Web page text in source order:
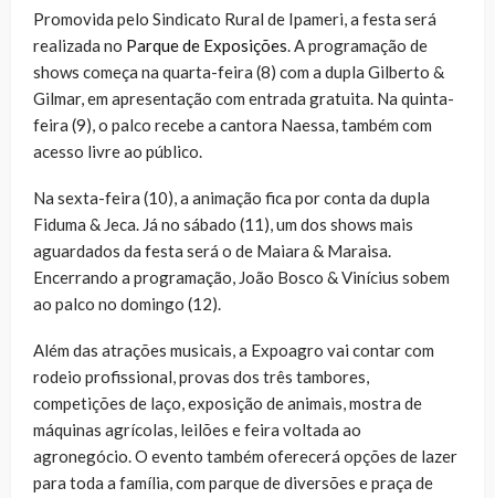
Promovida pelo Sindicato Rural de Ipameri, a festa será
realizada no Parque de Exposições. A programação de
shows começa na quarta-feira (8) com a dupla Gilberto &
Gilmar, em apresentação com entrada gratuita. Na quinta-
feira (9), o palco recebe a cantora Naessa, também com
acesso livre ao público.
Na sexta-feira (10), a animação fica por conta da dupla
Fiduma & Jeca. Já no sábado (11), um dos shows mais
aguardados da festa será o de Maiara & Maraisa.
Encerrando a programação, João Bosco & Vinícius sobem
ao palco no domingo (12).
Além das atrações musicais, a Expoagro vai contar com
rodeio profissional, provas dos três tambores,
competições de laço, exposição de animais, mostra de
máquinas agrícolas, leilões e feira voltada ao
agronegócio. O evento também oferecerá opções de lazer
para toda a família, com parque de diversões e praça de